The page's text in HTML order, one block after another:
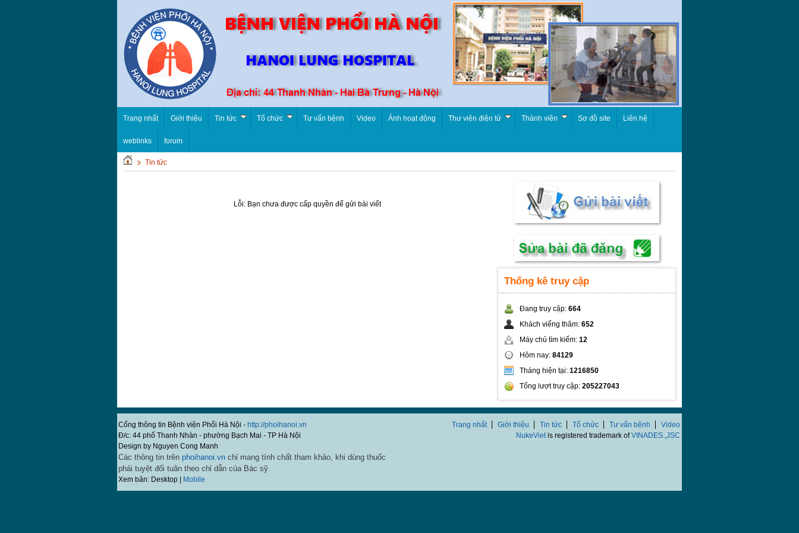
Trang nhất Giới thiệu Tin tức Tổ chức Tư vấn bệnh Video Ảnh hoạt động Thư viện điện tử Thành viên Sơ đồ site Liên hệ
weblinks forum
Tin tức
Lỗi: Bạn chưa được cấp quyền để gửi bài viết
Thống kê truy cập
Đang truy cập: 664
Khách viếng thăm: 652
Máy chủ tìm kiếm: 12
Hôm nay: 84129
Tháng hiện tại: 1216850
Tổng lượt truy cập: 205227043
Cổng thông tin Bệnh viện Phổi Hà Nội - http://phoihanoi.vn
Đ/c: 44 phố Thanh Nhàn - phường Bạch Mai - TP Hà Nội
Design by Nguyen Cong Manh
Các thông tin trên phoihanoi.vn chỉ mang tính chất tham khảo, khi dùng thuốc
phải tuyệt đối tuân theo chỉ dẫn của Bác sỹ.
Xem bản: Desktop | Mobile
Trang nhất Giới thiệu Tin tức Tổ chức Tư vấn bệnh
Video
NukeVietis registered trademark ofVINADES.,JSC